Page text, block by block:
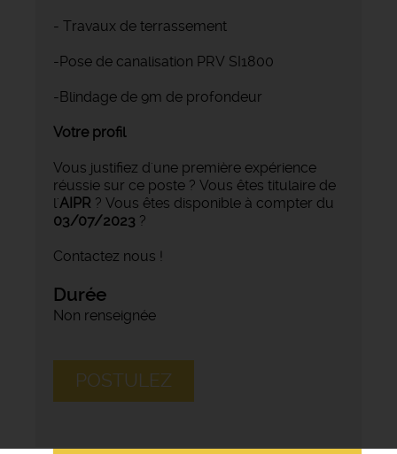
- Travaux de terrassement
-Pose de canalisation PRV SI1800
-Blindage de 9m de profondeur
Votre profil
Vous justifiez d'une première expérience
réussie sur ce poste ? Vous êtes titulaire de
l'AIPR ? Vous êtes disponible à compter du
03/07/2023 ?
Contactez nous !
Durée
Non renseignée
POSTULEZ